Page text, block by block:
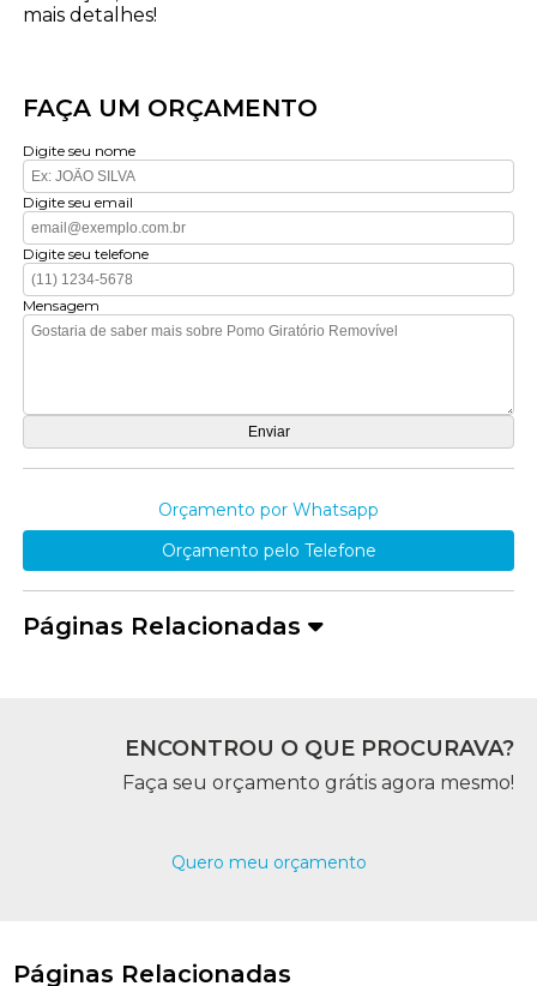
mais detalhes!
FAÇA UM ORÇAMENTO
Digite seu nome
Digite seu email
Digite seu telefone
Mensagem
Orçamento por Whatsapp
Orçamento pelo Telefone
Páginas Relacionadas
ENCONTROU O QUE PROCURAVA?
Faça seu orçamento grátis agora mesmo!
Quero meu orçamento
Páginas Relacionadas